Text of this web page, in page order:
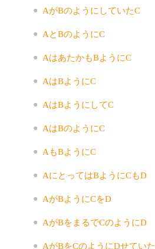
AがBのようにしていたC
AとBのようにC
AはあたかもBようにC
AはBようにC
AはBようにしてC
AはBのようにC
AもBようにC
AにとってはBようにCもD
AがBようにCをD
AがBをまるでCのようにD
AがBをCのようにDせていた